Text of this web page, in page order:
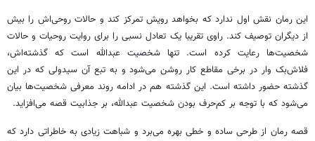
این رمان نقش اول ندارد که بخواهد رویش تمرکز کند و حالات روحی‌اش را بیش
از دیگران توصیف کند. راوی تقریبا یک تعادل نسبی را برای روایت روحیات و حالات
شخصیت‌ها رعایت کرده است. تنها شخصیت عبدالله است که گذشته‌اش،
فلاش‌بک وار در برخی مقاطع کار روشن می‌شود و به تبع آن سیدولی که در این
گذشته حضور داشته است. این گذشته هم در ادامه روند معرفی شخصیت‌ها بیان
می‌شود که با توجه بر کم‌حرف بودن شخصیت عبدالله، بر جذابیت قصه می‌افزاید.
قصه رمان از طرحی ساده و خطی بهره می‌برد و شباهت زیادی به خاطراتی دارد که